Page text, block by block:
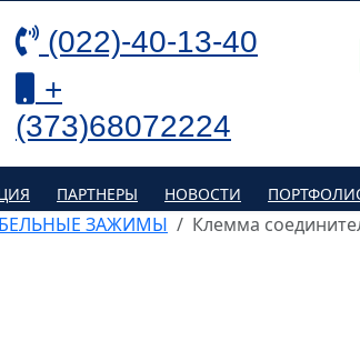
(022)-40-13-40
+
(373)68072224
ПАРТНЕРЫ НОВОСТИ
ЗАЖИМЫ Клемма